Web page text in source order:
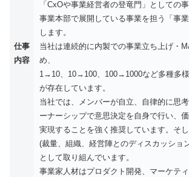
仕事
内容
「CxOや事業経営者の登竜門」としての
事業本部で展開している事業を担う「事
します。
当社は連続的に内製での事業立ち上げ・
め、
1→10、10→100、100→1000など多種多
が存在しています。
当社では、メンバーが自立、自律的に思
ーナーシップで意思決定を自身で行い、
実現することを強く推奨しています。そ
(裁量、組織、経営陣とのディスカッショ
として取り組んでいます。
事業家人材はプロダクト開発、マーケテ